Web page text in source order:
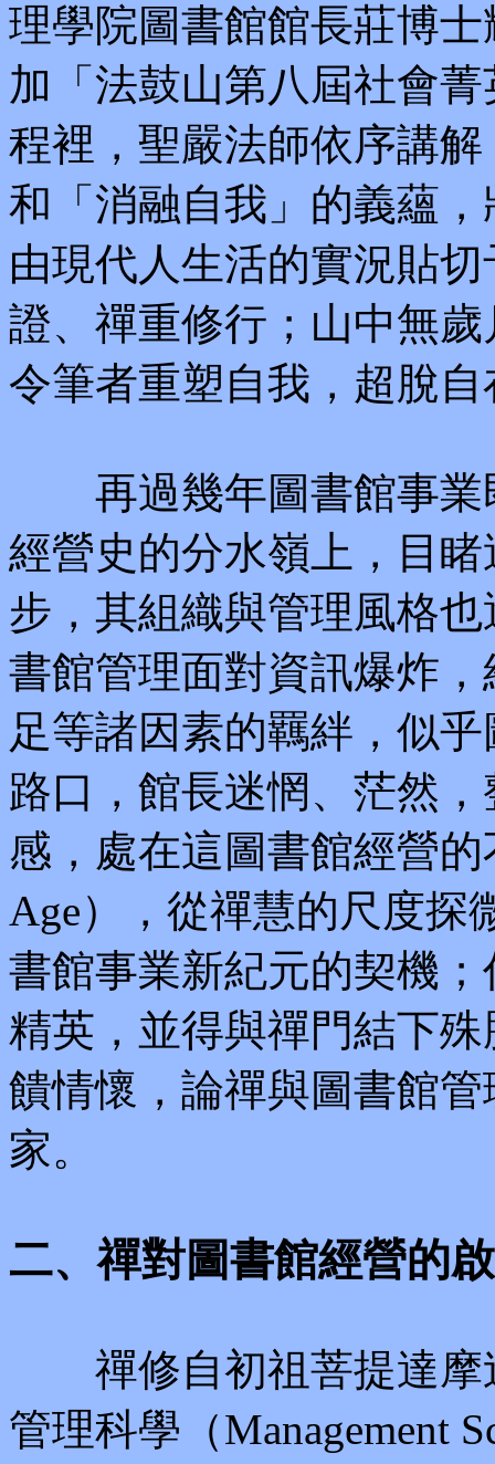
理學院圖書館館長莊博
加「法鼓山第八屆社會
程裡，聖嚴法師依序講
和「消融自我」的義蘊
由現代人生活的實況貼
證、禪重修行；山中無
令筆者重塑自我，超脫
再過幾年圖書館事業
經營史的分水嶺上，目
步，其組織與管理風格
書館管理面對資訊爆炸
足等諸因素的羈絆，似
路口，館長迷惘、茫然
感，處在這圖書館經營
Age），從禪慧的尺度探
書館事業新紀元的契機
精英，並得與禪門結下
饋情懷，論禪與圖書館
家。
二、禪對圖書館經營的
禪修自初祖菩提達摩
管理科學（Management